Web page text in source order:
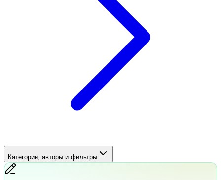
Категории, авторы и фильтры